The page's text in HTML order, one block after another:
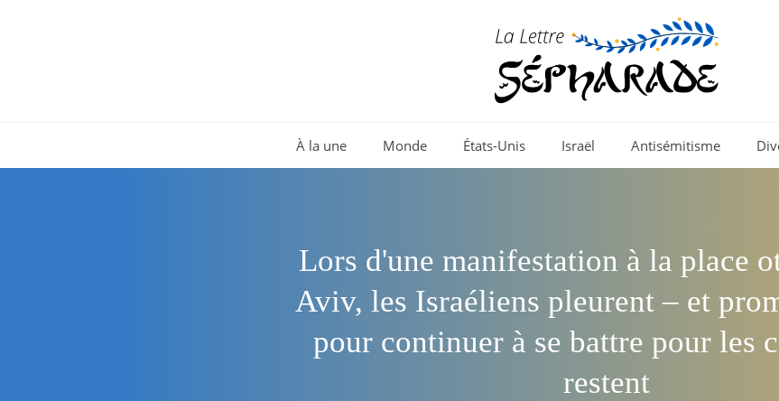
À la une Monde États-Unis Israël Antisémitisme
Lors d'une manifestation à la place
Aviv, les Israéliens pleurent – et
pour continuer à se battre pour les
restent